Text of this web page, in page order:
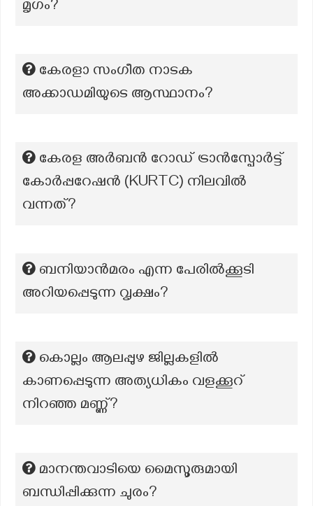
മൃഗം?
കേരളാ സംഗീത നാടക
അക്കാഡമിയുടെ ആസ്ഥാനം?
കേരള അർബൻ റോഡ് ട്രാൻസ്പോർട്ട്
കോർപ്പറേഷൻ (KURTC) നിലവിൽ
വന്നത്?
ബനിയാൻമരം എന്ന പേരിൽക്കൂടി
അറിയപ്പെടുന്ന വൃക്ഷം?
കൊല്ലം ആലപ്പുഴ ജില്ലകളില്‍
കാണപ്പെടുന്ന അത്യധികം വളക്കൂറ്
നിറഞ്ഞ മണ്ണ്?
മാനന്തവാടിയെ മൈസൂരുമായി
ബന്ധിപ്പിക്കുന്ന ചുരം?